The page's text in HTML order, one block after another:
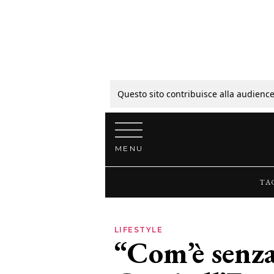
Questo sito contribuisce alla
Vai al contenuto
MENU
LIFESTYLE
“Com’è